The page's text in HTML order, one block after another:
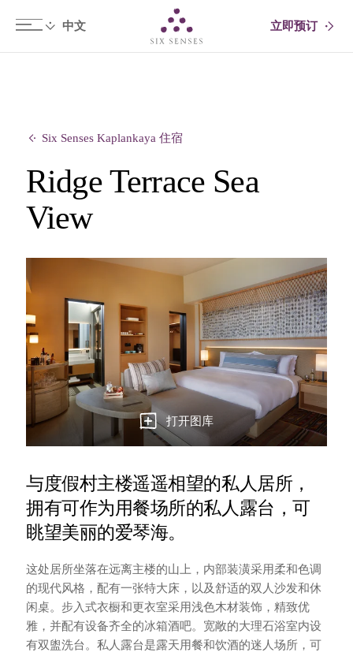
立即预订
Six Senses Kaplankaya 住宿
Ridge Terrace Sea
View
打开图库
与度假村主楼遥遥相望的私人居所，
拥有可作为用餐场所的私人露台，可
眺望美丽的爱琴海。
这处居所坐落在远离主楼的山上，内部装潢采用柔和色调
的现代风格，配有一张特大床，以及舒适的双人沙发和休
闲桌。步入式衣橱和更衣室采用浅色木材装饰，精致优
雅，并配有设备齐全的冰箱酒吧。宽敞的大理石浴室内设
有双盥洗台。私人露台是露天用餐和饮酒的迷人场所，可